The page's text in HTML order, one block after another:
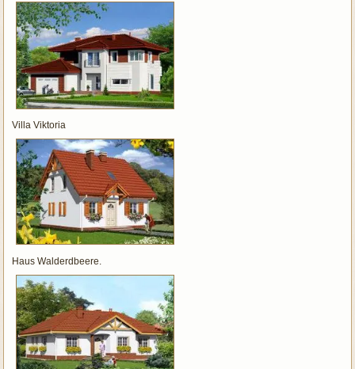
Villa Viktoria
Haus Walderdbeere.